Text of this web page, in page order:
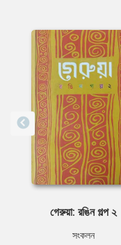
গেরুয়া: রঙিন গল্প ২
সংকলন